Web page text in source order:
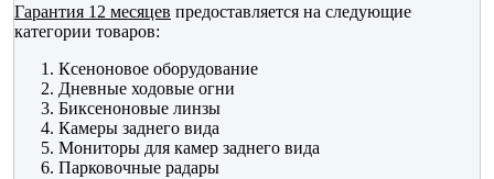
Гарантия 12 месяцев предоставляется на следующие
категории товаров:
Ксеноновое оборудование
Дневные ходовые огни
Биксеноновые линзы
Камеры заднего вида
Мониторы для камер заднего вида
Парковочные радары